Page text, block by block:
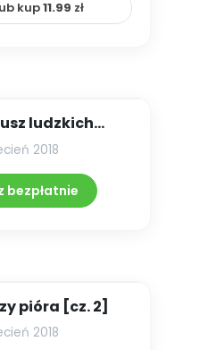
kup11.99 zł
ludzkich
lęk
2018
bezpłatnie
pióra [cz. 2]
2018